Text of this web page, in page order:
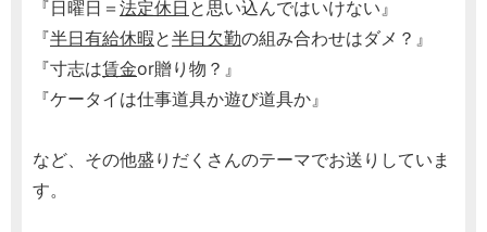
『日曜日＝ 法定休日 と思い込んではいけない』
『半日有給休暇と半日欠勤の組み合わせはダメ？』
『寸志は賃金or贈り物？』
『ケータイは仕事道具か遊び道具か』
など、その他盛りだくさんのテーマでお送りしていま
す。